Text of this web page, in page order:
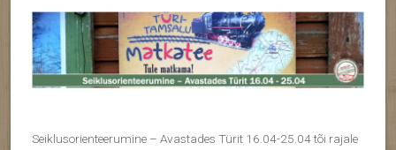
Seiklusorienteerumine – Avastades Türit 16.04-25.04 tõi rajale